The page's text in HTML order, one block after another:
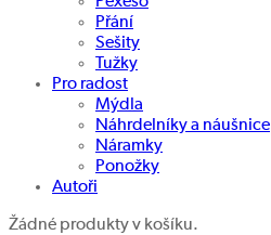
Přání
Sešity
Tužky
Pro radost
Mýdla
Náhrdelníky a náušnice
Náramky
Ponožky
Autoři
Žádné produkty v košíku.